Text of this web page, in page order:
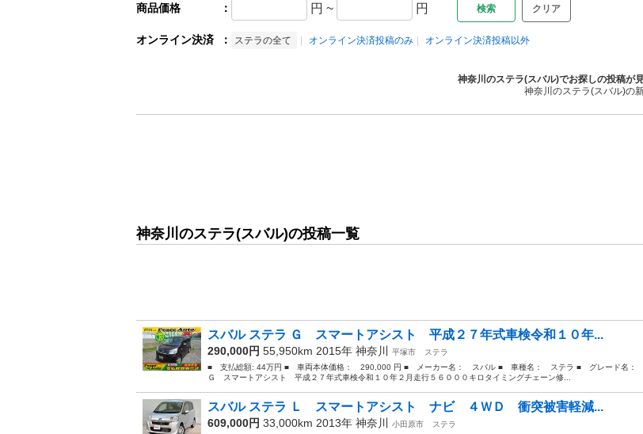
商品価格 ： 円 ~ 円 クリア
オンライン決済 ： ステラの全て オンライン決済投稿のみ オンライン決済投稿以外
神奈川のステラ(スバル)でお探しの投稿が
神奈川のステラ(スバル)の
神奈川のステラ(スバル)の投稿一覧
スバル ステラ Ｇ スマートアシスト 平成２７年式車検令和１０年...
290,000円 55,950km 2015年 神奈川 平塚市
ステラ
■ 支払総額: 44万円 ■ 車両本体価格： 290,000 円 ■ メーカー名： スバル ■ 車種名： ステラ ■ グレード名：
Ｇ スマートアシスト 平成２７年式車検令和１０年２月走行５６０００キロタイミングチェーン修...
スバル ステラ Ｌ スマートアシスト ナビ ４ＷＤ 衝突被害軽減...
609,000円 33,000km 2013年 神奈川 小田原市
ステラ